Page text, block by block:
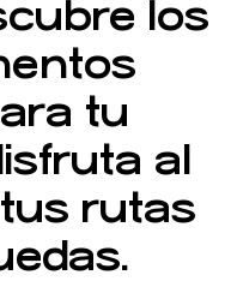
los
tu
al
rutas